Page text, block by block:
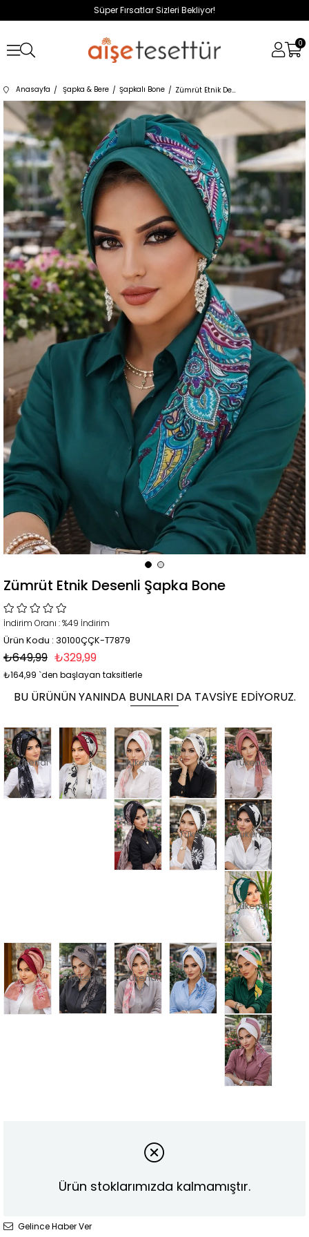
Süper Fırsatlar Sizleri Bekliyor!
0
Anasayfa Şapka & Bere Şapkalı Bone Zümrüt Etnik Desenli Şapka Bone
Zümrüt Etnik Desenli Şapka Bone
İndirim Oranı :%49 İndirim
Ürün Kodu : 30100ÇÇK-T7879
₺649,99 ₺329,99
₺164,99 `den başlayan taksitlerle
BU ÜRÜNÜN YANINDA BUNLARI DA TAVSIYE EDIYORUZ.
Tükendi Tükendi Tükendi
Tükendi Tükendi
Tükendi
Tükendi Tükendi
Ürün stoklarımızda kalmamıştır.
Gelince Haber Ver